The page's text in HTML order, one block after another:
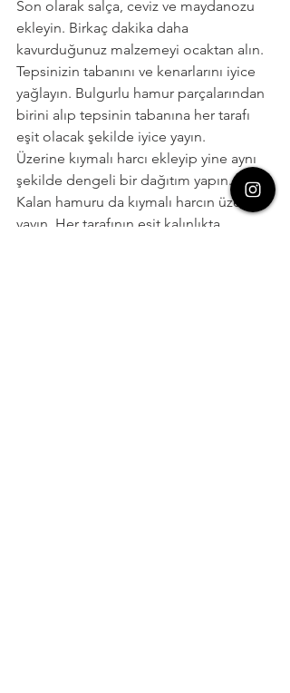
Son olarak salça, ceviz ve maydanozu
ekleyin. Birkaç dakika daha
kavurduğunuz malzemeyi ocaktan alın.
Tepsinizin tabanını ve kenarlarını iyice
yağlayın. Bulgurlu hamur parçalarından
birini alıp tepsinin tabanına her tarafı
eşit olacak şekilde iyice yayın.
Üzerine kıymalı harcı ekleyip yine aynı
şekilde dengeli bir dağıtım yapın.
Kalan hamuru da kıymalı harcın üzerine
yayın. Her tarafının eşit kalınlıkta